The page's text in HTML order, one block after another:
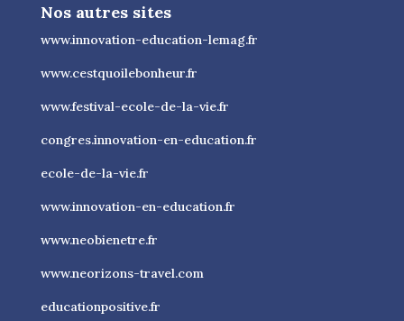
Nos autres sites
www.innovation-education-lemag.fr
www.cestquoilebonheur.fr
www.festival-ecole-de-la-vie.fr
congres.innovation-en-education.fr
ecole-de-la-vie.fr
www.innovation-en-education.fr
www.neobienetre.fr
www.neorizons-travel.com
educationpositive.fr